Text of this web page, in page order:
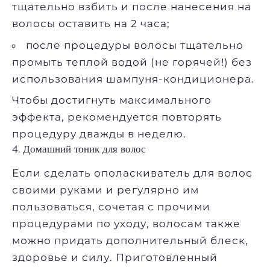
тщательно взбить и после нанесения на
волосы оставить на 2 часа;
после процедуры волосы тщательно
промыть теплой водой (не горячей!) без
использования шампуня-кондиционера.
Чтобы достигнуть максимального
эффекта, рекомендуется повторять
процедуру дважды в неделю.
4. Домашний тоник для волос
Если сделать ополаскиватель для волос
своими руками и регулярно им
пользоваться, сочетая с прочими
процедурами по уходу, волосам также
можно придать дополнительный блеск,
здоровье и силу. Приготовленный